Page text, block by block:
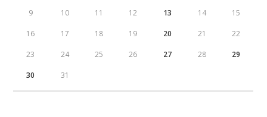
9 10 11 12 13 14 15
16 17 18 19 20 21 22
23 24 25 26 27 28 29
30 31